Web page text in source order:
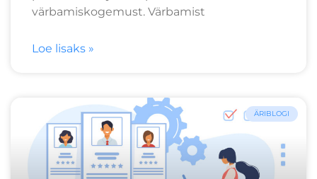
värbamiskogemust. Värbamist
Loe lisaks »
ÄRIBLOGI